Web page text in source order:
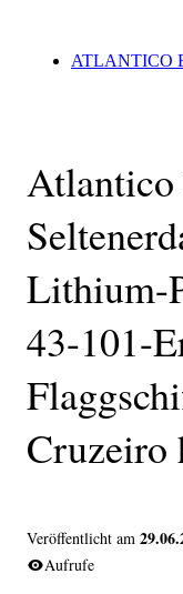
ATLANTICO
Atlantico
Lithium-
43-101-
Cruzeiro
Veröffentlicht am
Aufrufe